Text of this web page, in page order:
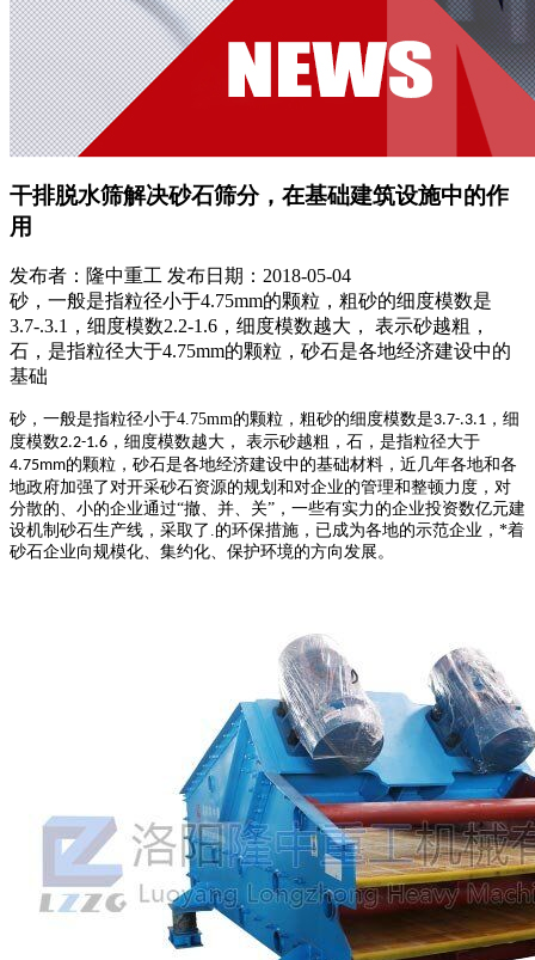
干排脱水筛解决砂石筛分，在基础建筑设施中的作
用
发布者：隆中重工 发布日期：2018-05-04
砂，一般是指粒径小于4.75mm的颗粒，粗砂的细度模数是
3.7-.3.1，细度模数2.2-1.6，细度模数越大， 表示砂越粗，
石，是指粒径大于4.75mm的颗粒，砂石是各地经济建设中的
基础
砂，一般是指粒径小于4.75mm的颗粒，粗砂的细度模数是3.7-.3.1 ，细
度模数2.2-1.6 ，细度模数越大， 表示砂越粗，石，是指粒径大于
4.75mm的颗粒，砂石是各地经济建设中的基础材料，近几年各地和各
地政府加强了对开采砂石资源的规划和对企业的管理和整顿力度，对
分散的、小的企业通过“撤、并、关”，一些有实力的企业投资数亿元建
设机制砂石生产线，采取了.的环保措施，已成为各地的示范企业，*着
砂石企业向规模化、集约化、保护环境的方向发展。